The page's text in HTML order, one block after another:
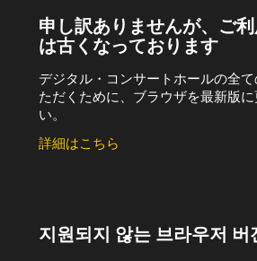
申し訳ありませんが、ご
は古くなっております
デジタル・コンサートホールの全
ただくために、ブラウザを最新版
い。
詳細はこちら
지원되지 않는 브라우저 버